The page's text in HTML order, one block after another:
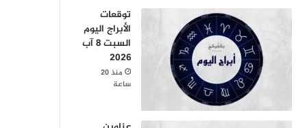
توقعات
الأبراج اليوم
السبت 8 آب
2026
منذ 20
ساعة